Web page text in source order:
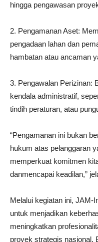
hingga pengawasan
2. Pengamanan Aset:
pengadaan lahan dan
hambatan atau ancaman
3. Pengawalan Perizinan:
kendala administratif,
tindih peraturan, atau
“Pengamanan ini bukan
hukum atas pelanggaran
memperkuat komitmen
danmencapai keadilan,”
Melalui kegiatan ini, JAM-
untuk menjadikan
meningkatkan
proyek strategis nasional.